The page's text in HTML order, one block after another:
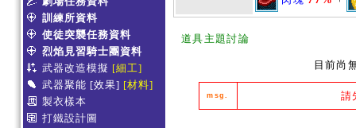
訓練所資料
使徒突襲任務資料
烈焰見習騎士團資料
武器改造模擬 [細工]
武器聚能 [效果] [材料]
製衣樣本
打鐵設計圖
道具主題討論
目前尚
msg. 請